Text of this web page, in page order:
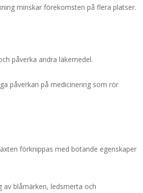
minskar förekomsten på flera platser.
påverka andra läkemedel.
påverkan på medicinering som rör
förknippas med botande egenskaper
av blåmärken, ledsmerta och